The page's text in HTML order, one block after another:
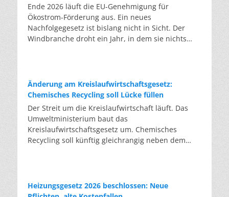
Ende 2026 läuft die EU-Genehmigung für
Ökostrom-Förderung aus. Ein neues
Nachfolgegesetz ist bislang nicht in Sicht. Der
Windbranche droht ein Jahr, in dem sie nichts
die Verfahren laufen heute deutlich schneller. Die
Halbjahresbilanz der Branche bestätigt dieses
Muster: So viele Windräder wie nie zuvor wurden
genehmigt, doch im ersten Halbjahr gingen netto
nur rund zwei Gigawatt ans Netz. Der Bestand
liegt damit bei etwa 70 Gigawatt. Das gesetzliche
Zwischenziel von 84 Gigawatt zum Jahresende ist
eine immer länger werdende Schlange baureifer
Änderung am Kreislaufwirtschaftsgesetz:
Chemisches Recycling soll Lücke füllen
Der Streit um die Kreislaufwirtschaft läuft. Das
Umweltministerium baut das
Kreislaufwirtschaftsgesetz um. Chemisches
Recycling soll künftig gleichrangig neben dem
Novelle des Kreislaufwirtschaftsgesetzes (KrWG)
in die Anhörung gegeben. Bis zum 7. August
Heizungsgesetz 2026 beschlossen: Neue